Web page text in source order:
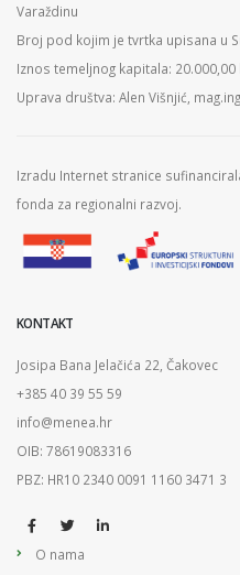
Varaždinu
Broj pod kojim je tvrtka upisana u
Iznos temeljnog kapitala:
Uprava društva: Alen Višnjić,
Izradu Internet stranice
fonda za regionalni razvoj.
KONTAKT
Josipa Bana Jelačića 22, Čakovec
+385 40 39 55 59
info@menea.hr
OIB: 78619083316
PBZ: HR10 2340 0091 1160 3471 3
O nama